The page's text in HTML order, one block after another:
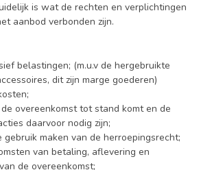
is wat de rechten en verplichtingen
aanbod verbonden zijn.
belastingen; (m.u.v de hergebruikte
dit zijn marge goederen)
overeenkomst tot stand komt en de
daarvoor nodig zijn;
gebruik maken van de herroepingsrecht;
van betaling, aflevering en
de overeenkomst;